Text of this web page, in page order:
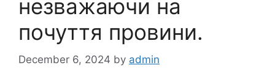
незважаючи на
почуття провини.
December 6, 2024 by admin